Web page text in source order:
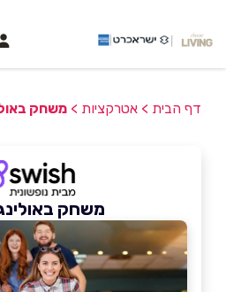
דף הבית > אטרקציות > משחק
משחק